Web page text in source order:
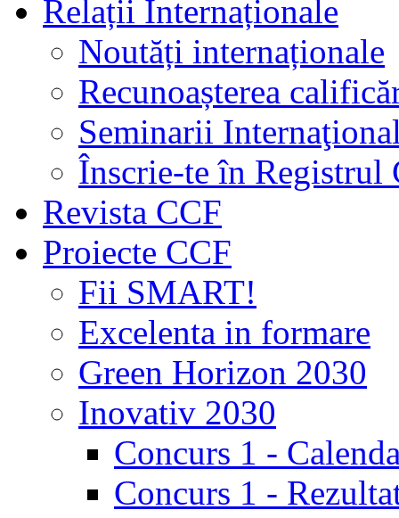
Relații Internaționale
Noutăți internaționale
Recunoașterea
Seminarii
Înscrie-te în Registrul
Revista CCF
Proiecte CCF
Fii SMART!
Excelenta in formare
Green Horizon 2030
Inovativ 2030
Concurs 1 -
Concurs 1 -